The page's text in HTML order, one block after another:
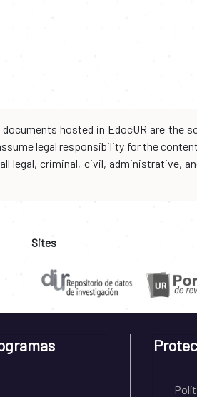
hosted in EdocUR are
legal responsibility for the
legal, criminal, civil, administrative,
Sites